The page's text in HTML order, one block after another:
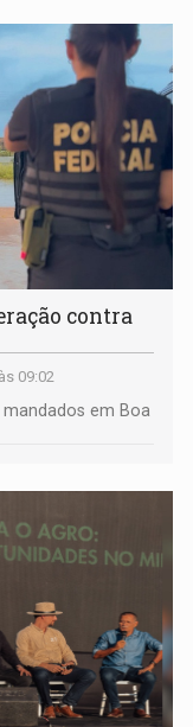
contra
09:02
em Boa